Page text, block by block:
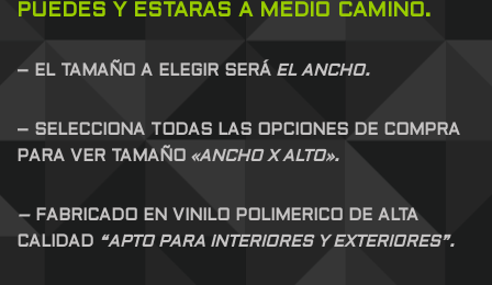
PUEDES Y ESTARÁS A MEDIO CAMINO.
– EL TAMAÑO A ELEGIR SERÁ EL ANCHO.
– SELECCIONA TODAS LAS OPCIONES DE COMPRA
PARA VER TAMAÑO «ANCHO X ALTO».
–FABRICADO EN VINILO POLIMERICO DE ALTA
CALIDAD “APTO PARA INTERIORES Y EXTERIORES”.